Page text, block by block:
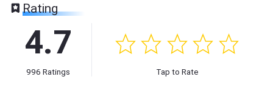
Rating
4.7
996 Ratings Tap to Rate